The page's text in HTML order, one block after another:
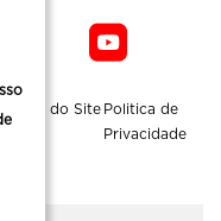
Mapa do Site Politica de
Privacidade